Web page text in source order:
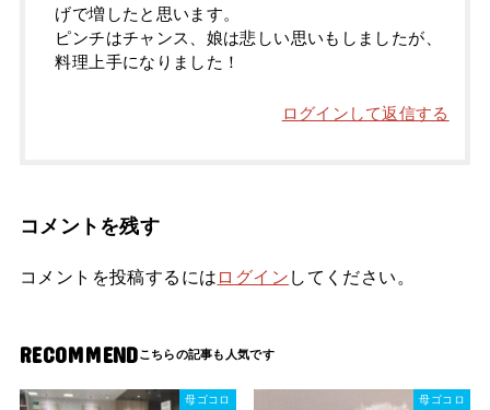
げで増したと思います。
ピンチはチャンス、娘は悲しい思いもしましたが、
料理上手になりました！
ログインして返信する
コメントを残す
コメントを投稿するには ログイン してください。
RECOMMEND
母ゴコロ 母ゴコロ